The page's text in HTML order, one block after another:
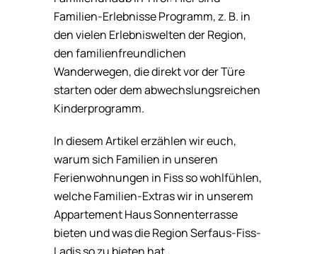
Familien-Erlebnisse Programm, z. B. in
den vielen Erlebniswelten der Region,
den familienfreundlichen
Wanderwegen, die direkt vor der Türe
starten oder dem abwechslungsreichen
Kinderprogramm.
In diesem Artikel erzählen wir euch,
warum sich Familien in unseren
Ferienwohnungen in Fiss so wohlfühlen,
welche Familien-Extras wir in unserem
Appartement Haus Sonnenterrasse
bieten und was die Region Serfaus-Fiss-